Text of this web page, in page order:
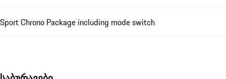
Sport Chrono Package including mode switch